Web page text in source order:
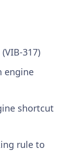
317)
engine
shortcut
rule to